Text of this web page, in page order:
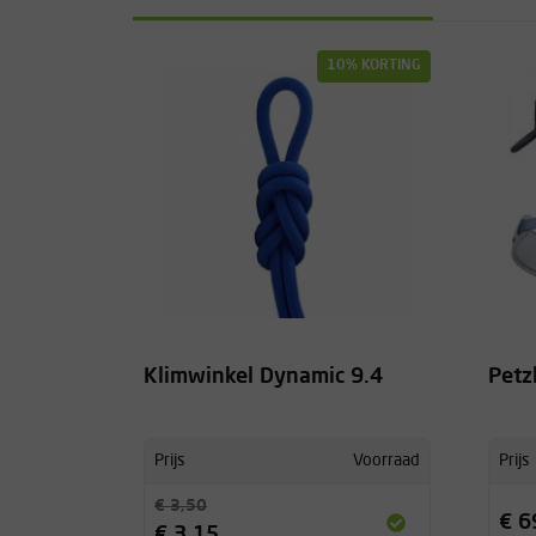
10% KORTING
Klimwinkel Dynamic 9.4
Prijs Voorraad
€ 3,50
Prijs
€